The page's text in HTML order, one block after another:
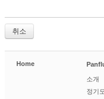
취소
Home
소개
정기